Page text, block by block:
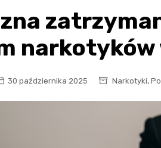
narkotyków
30 października 2025 Narkotyki,